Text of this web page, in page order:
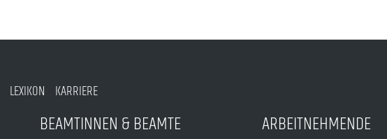
LEXIKON KARRIERE
BEAMTINNEN & BEAMTE ARBEITNEHMENDE